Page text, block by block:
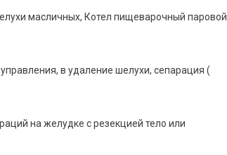
масличных, Котел пищеварочный паровой
в удаление шелухи, сепарация (
на желудке с резекцией тело или